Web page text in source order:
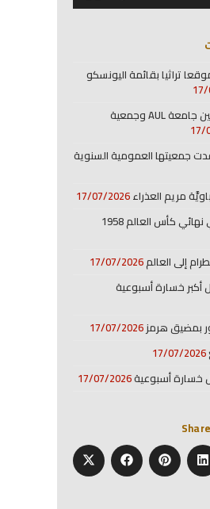
تدرج 12 موقعا تراثيا بقائمة اليونسكو
شراكة استراتيجية بين جامعة AUL وجمعية
17/
جمعيتها العمومية السنوية
مريم العذراء17/07/2026
كأس العالم 1958
إلى العالم17/07/2026
أكبر خسارة أسبوعية
بمضيق هرمز17/07/2026
17/07/2026
خسارة أسبوعية17/07/2026